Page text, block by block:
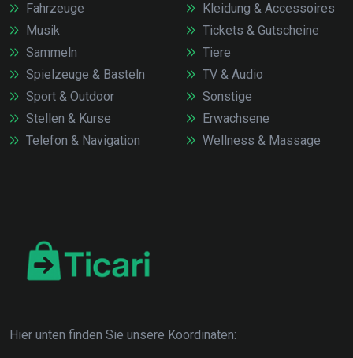
Fahrzeuge
Kleidung & Accessoires
Musik
Sammeln
Spielzeuge & Basteln
Sport & Outdoor
Stellen & Kurse
Telefon & Navigation
Tickets & Gutscheine
Tiere
TV & Audio
Sonstige
Erwachsene
Wellness & Massage
Hier unten finden Sie unsere Koordinaten: